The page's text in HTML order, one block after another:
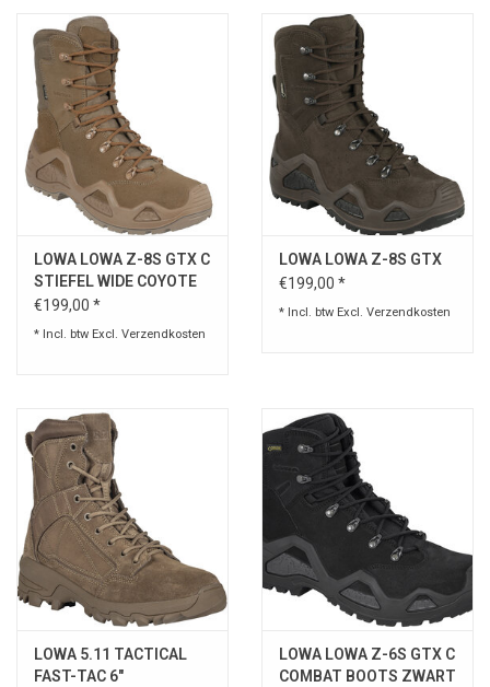
LOWA LOWA Z-8S GTX C
STIEFEL WIDE COYOTE
€199,00 *
* Incl. btw Excl. Verzendkosten
LOWA LOWA Z-8S GTX
€199,00 *
* Incl. btw Excl. Verzendkosten
LOWA 5.11 TACTICAL
FAST-TAC 6"
LOWA LOWA Z-6S GTX C
COMBAT BOOTS ZWART